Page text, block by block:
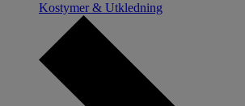
Kostymer & Utkledning